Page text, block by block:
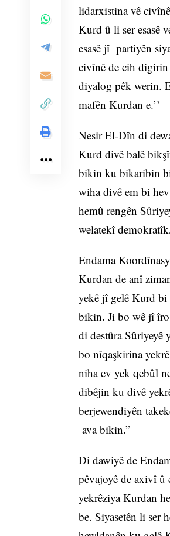
lidarxistina vê
Kurd û li ser esasê
esasê jî partiyên
civînê de cih
diyalog pêk werin.
mafên Kurdan e.’’
Nesir El-Dîn di
Kurd divê balê
bikin ku bikaribin
wiha divê em bi
hemû rengên
welatekî
Endama
Kurdan de anî
yekê jî gelê Kurd bi
bikin. Ji bo wê jî îro
di destûra Sûriyeyê
bo nîqaşkirina
niha ev yek qebûl
dibêjin ku divê
berjewendiyên
ava bikin.”
Di dawiyê de
pêvajoyê de axivî û
yekrêziya Kurdan
be. Siyasetên li ser